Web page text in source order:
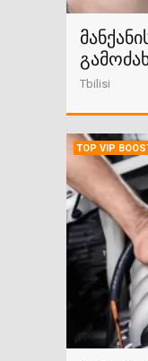
Tbilisi
TOP VIP